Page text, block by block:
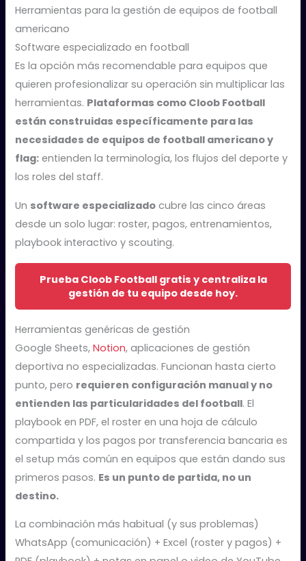
Herramientas para la gestión de equipos de football
americano
Software especializado en football
Es la opción más recomendable para equipos que
quieren profesionalizar su operación sin multiplicar las
herramientas. Plataformas como Cloob Football
están construidas específicamente para las
necesidades de equipos de football americano y
flag: entienden la terminología, los flujos del deporte y
los roles del staff.
Un software especializado cubre las cinco áreas
desde un solo lugar: roster, pagos, entrenamientos,
playbook interactivo y scouting.
Prueba Cloob Football gratis y centraliza la
gestión de tu equipo desde hoy.
Herramientas genéricas de gestión
Google Sheets,Notion, aplicaciones de gestión
deportiva no especializadas. Funcionan hasta cierto
punto, pero requieren configuración manual y no
entienden las particularidades del football. El
playbook en PDF, el roster en una hoja de cálculo
compartida y los pagos por transferencia bancaria es
el setup más común en equipos que están dando sus
primeros pasos. Es un punto de partida, no un
destino.
La combinación más habitual (y sus problemas)
WhatsApp (comunicación) + Excel (roster y pagos) +